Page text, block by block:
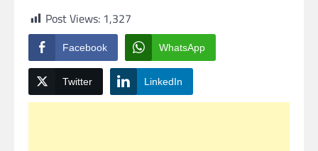
Post Views: 1,327
Facebook WhatsApp
Twitter LinkedIn